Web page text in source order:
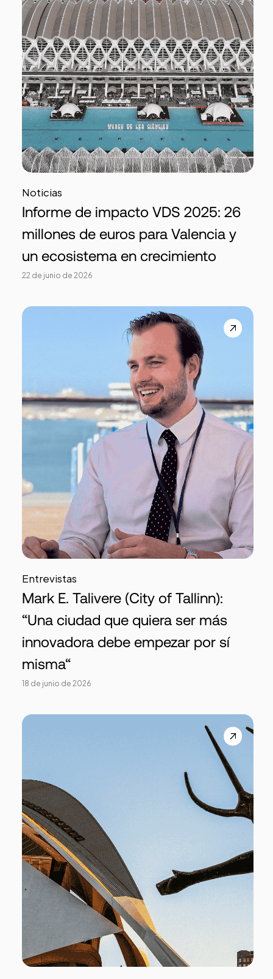
Noticias
Informe de impacto VDS 2025: 26
millones de euros para Valencia y
un ecosistema en crecimiento
22 de junio de 2026
Entrevistas
Mark E. Talivere (City of Tallinn):
“Una ciudad que quiera ser más
innovadora debe empezar por sí
misma“
18 de junio de 2026